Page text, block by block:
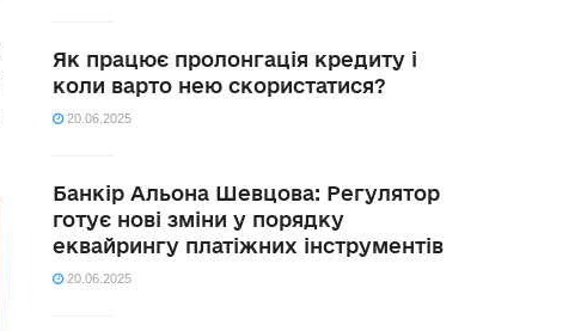
Як працює пролонгація кредиту і
коли варто нею скористатися?
20.06.2025
Банкір Альона Шевцова: Регулятор
готує нові зміни у порядку
еквайрингу платіжних інструментів
20.06.2025